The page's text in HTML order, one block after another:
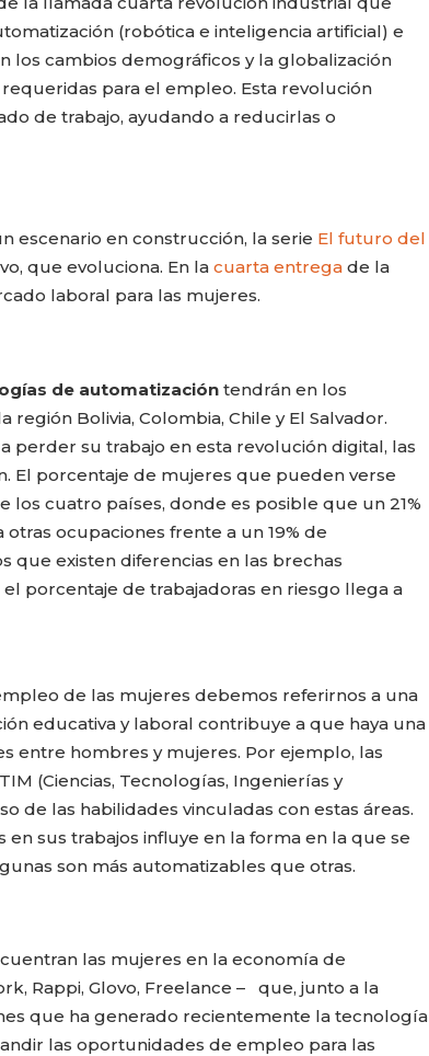
(robótica e inteligencia artificial) e
los cambios demográficos y la globalización
para el empleo. Esta revolución
de trabajo, ayudando a reducirlas o
escenario en construcción, la serie El futuro del
que evoluciona. En la cuarta entregade la
laboral para las mujeres.
de automatizacióntendrán en los
Bolivia, Colombia, Chile y El Salvador.
su trabajo en esta revolución digital, las
El porcentaje de mujeres que pueden verse
cuatro países, donde es posible que un 21%
ocupaciones frente a un 19% de
que existen diferencias en las brechas
porcentaje de trabajadoras en riesgo llega a
de las mujeres debemos referirnos a una
educativa y laboral contribuye a que haya una
entre hombres y mujeres. Por ejemplo, las
(Ciencias, Tecnologías, Ingenierías y
de las habilidades vinculadas con estas áreas.
sus trabajos influye en la forma en la que se
son más automatizables que otras.
las mujeres en la economía de
Rappi, Glovo, Freelance –
que, junto a la
que ha generado recientemente la tecnología
las oportunidades de empleo para las